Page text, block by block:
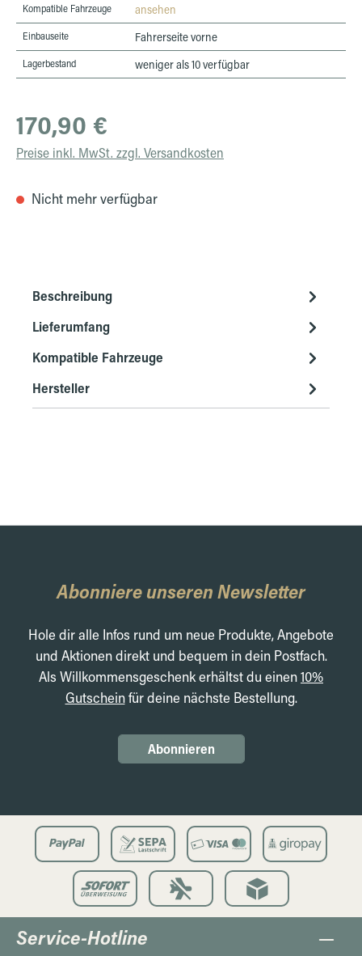
Kompatible Fahrzeuge ansehen
Einbauseite Fahrerseite vorne
Lagerbestand weniger als 10 verfügbar
Regulärer Preis:
170,90 €
Preise inkl. MwSt. zzgl. Versandkosten
Nicht mehr verfügbar
Beschreibung
Lieferumfang
Kompatible Fahrzeuge
Hersteller
Abonniere unseren Newsletter
Hole dir alle Infos rund um neue Produkte, Angebote
und Aktionen direkt und bequem in dein Postfach.
Als Willkommensgeschenk erhältst du einen10%
Gutscheinfür deine nächste Bestellung.
Abonnieren
Service-Hotline